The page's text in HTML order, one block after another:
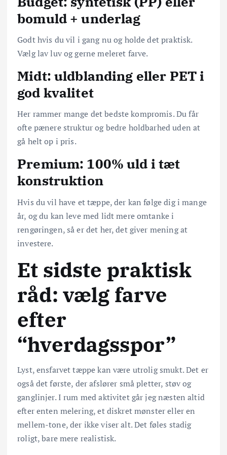
bomuld + underlag
Godt hvis du vil i gang nu og holde det praktisk.
Vælg lav luv og gerne meleret farve.
Midt: uldblanding eller PET i
god kvalitet
Her rammer mange det bedste kompromis. Du får
ofte pænere struktur og bedre holdbarhed uden at
gå helt op i pris.
Premium: 100% uld i tæt
konstruktion
Hvis du vil have et tæppe, der kan følge dig i mange
år, og du kan leve med lidt mere omtanke i
rengøringen, så er det her, det giver mening at
investere.
Et sidste praktisk
råd: vælg farve
efter
“hverdagsspor”
Lyst, ensfarvet tæppe kan være utrolig smukt. Det er
også det første, der afslører små pletter, støv og
ganglinjer. I rum med aktivitet går jeg næsten altid
efter enten melering, et diskret mønster eller en
mellem-tone, der ikke viser alt. Det føles stadig
roligt, bare mere realistisk.